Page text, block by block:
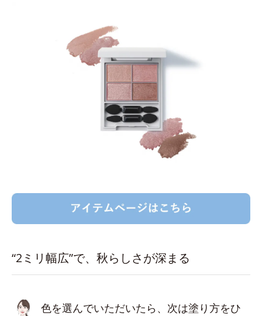
“2ミリ幅広”で、秋らしさが深まる
色を選んでいただいたら、次は塗り方をひ